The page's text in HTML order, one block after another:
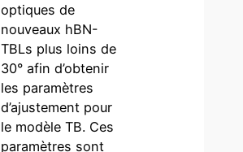
optiques de
nouveaux hBN-
TBLs plus loins de
30° afin d’obtenir
les paramètres
d’ajustement pour
le modèle TB. Ces
paramètres sont